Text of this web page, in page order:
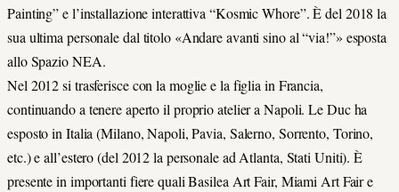
Painting” e l’installazione interattiva “Kosmic Whore”. È del 2018 la
sua ultima personale dal titolo «Andare avanti sino al “via!”» esposta
allo Spazio NEA.
Nel 2012 si trasferisce con la moglie e la figlia in Francia,
continuando a tenere aperto il proprio atelier a Napoli. Le Duc ha
esposto in Italia (Milano, Napoli, Pavia, Salerno, Sorrento, Torino,
etc.) e all’estero (del 2012 la personale ad Atlanta, Stati Uniti). È
presente in importanti fiere quali Basilea Art Fair, Miami Art Fair e